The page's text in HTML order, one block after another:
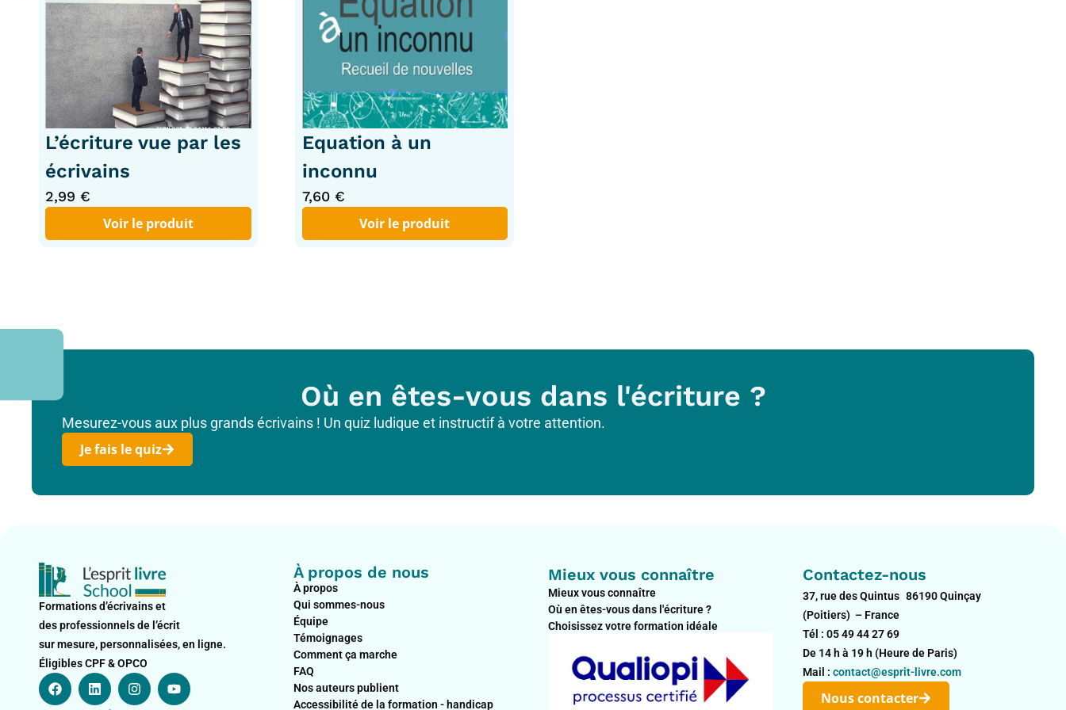
L’écriture vue par les
écrivains
2,99 €
Voir le produit
Equation à un
inconnu
7,60 €
Voir le produit
Où en êtes-vous dans l'écriture ?
Mesurez-vous aux plus grands écrivains ! Un quiz ludique et instructif à votre attention.
Je fais le quiz
Formations d’écrivains et
des professionnels de l’écrit
sur mesure, personnalisées, en ligne.
Éligibles CPF & OPCO
F
a
c
L
i
n
I
n
s
Y
o
u
À propos de nous
À propos
Qui sommes-nous
Équipe
Témoignages
Comment ça marche
FAQ
Nos auteurs publient
Accessibilité de la formation - handicap
Mieux vous connaître
Mieux vous connaître
Où en êtes-vous dans l'écriture ?
Choisissez votre formation idéale
Contactez-nous
37, rue des Quintus 86190 Quinçay
(Poitiers) – France
Tél : 05 49 44 27 69
De 14 h à 19 h (Heure de Paris)
Mail : contact@esprit-livre.com
Nous contacter